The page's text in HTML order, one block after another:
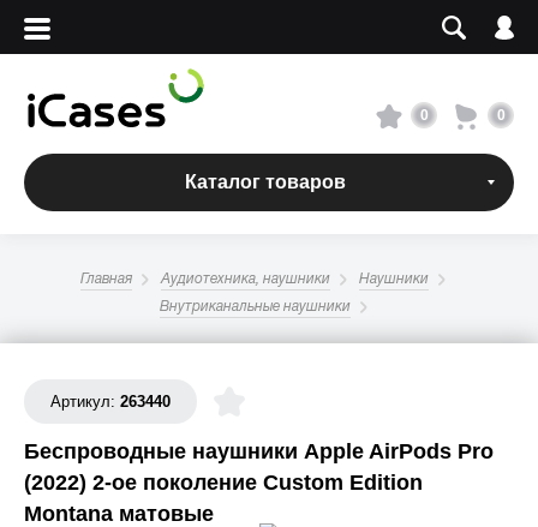
Вход
Сервисный центр
О магазине
Адреса магазинов
+7 495 960-31-54
+7 800 500-31-47
0 0
Каталог товаров
Главная Аудиотехника, наушники Наушники
Внутриканальные наушники
Артикул: 263440
Беспроводные наушники Apple AirPods Pro
(2022) 2-ое поколение Custom Edition
Montana матовые